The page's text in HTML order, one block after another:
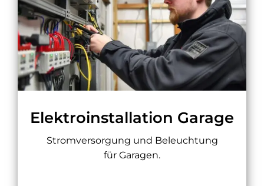
Elektroinstallation Garage
Stromversorgung und Beleuchtung
für Garagen.